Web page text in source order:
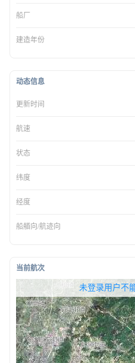
船厂
建造年份
动态信息
更新时间
航速
状态
纬度
经度
船艏向/航迹向
当前航次
未登录用户不
无权查看最新